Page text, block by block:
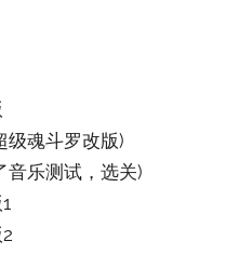
级魂斗罗改版)
音乐测试，选关)